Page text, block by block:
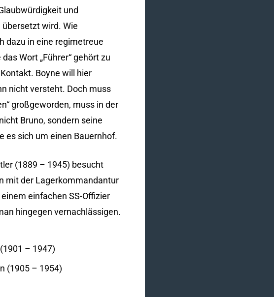
und
wird. Wie
dazu in eine regimetreue
Wort „Führer“ gehört zu
Boyne will hier
nicht versteht. Doch muss
großgeworden, muss in der
Bruno, sondern seine
es sich um einen Bauernhof.
(1889 – 1945) besucht
mit der Lagerkommandantur
einfachen SS-Offizier
hingegen vernachlässigen.
(1901 – 1947)
(1905 – 1954)